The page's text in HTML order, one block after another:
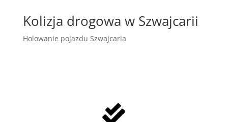
Kolizja drogowa w Szwajcarii
Holowanie pojazdu Szwajcaria
